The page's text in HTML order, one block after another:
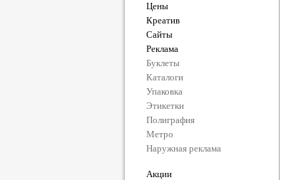
Цены
Креатив
Сайты
Реклама
Буклеты
Каталоги
Упаковка
Этикетки
Полиграфия
Метро
Наружная реклама
Акции